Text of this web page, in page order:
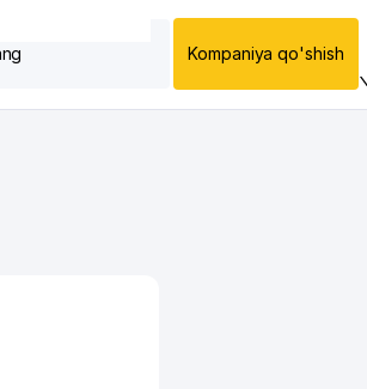
Kompaniya qo'shish